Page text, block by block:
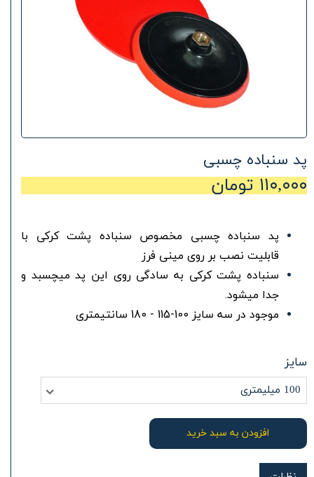
پد سنباده چسبی
۱۱۰,۰۰۰ تومان
پد سنباده چسبی مخصوص سنباده پشت کرکی با
قابلیت نصب بر روی مینی فرز
سنباده پشت کرکی به سادگی روی این پد میچسبد و
جدا میشود.
موجود در سه سایز 100-115 - 180 سانتیمتری
سایز
100 میلیمتری
افزودن به سبد خرید